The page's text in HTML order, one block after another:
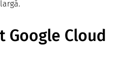
Google Cloud